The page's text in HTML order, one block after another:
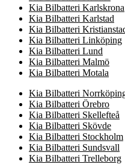
Kia Bilbatteri Karlskrona
Kia Bilbatteri Karlstad
Kia Bilbatteri
Kia Bilbatteri Linköping
Kia Bilbatteri Lund
Kia Bilbatteri Malmö
Kia Bilbatteri Motala
Kia Bilbatteri
Kia Bilbatteri Örebro
Kia Bilbatteri Skellefteå
Kia Bilbatteri Skövde
Kia Bilbatteri Stockholm
Kia Bilbatteri Sundsvall
Kia Bilbatteri Trelleborg